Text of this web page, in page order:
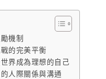
機制
的完美平衡
界成為理想的自己
人際關係與溝通